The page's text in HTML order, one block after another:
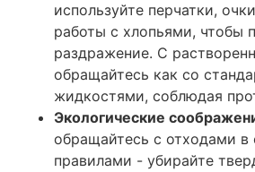
используйте перчатки,
работы с хлопьями, чтобы
раздражение. С
обращайтесь как со
жидкостями, соблюдая
Экологические
обращайтесь с отходами в
правилами - убирайте